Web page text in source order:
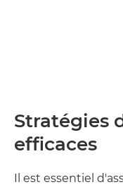
Stratégies
efficaces
Il est essentiel